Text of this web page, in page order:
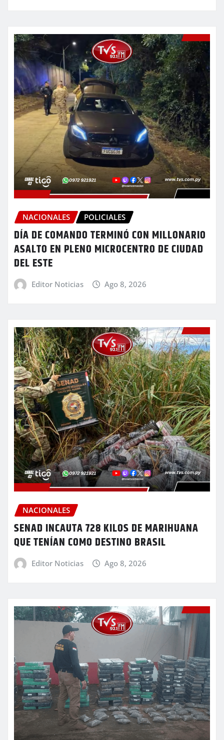
NACIONALES POLICIALES
DÍA DE COMANDO TERMINÓ CON MILLONARIO
ASALTO EN PLENO MICROCENTRO DE CIUDAD
DEL ESTE
Editor Noticias Ago 8, 2026
NACIONALES
SENAD INCAUTA 728 KILOS DE MARIHUANA
QUE TENÍAN COMO DESTINO BRASIL
Editor Noticias Ago 8, 2026